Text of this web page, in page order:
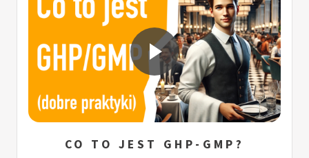
CO TO JEST GHP-GMP?